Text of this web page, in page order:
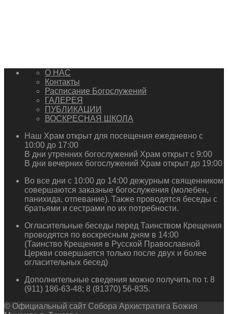
О НАС
Контакты
Расписание Богослужений
ГАЛЕРЕЯ
ПУБЛИКАЦИИ
ВОСКРЕСНАЯ ШКОЛА
Наш Храм открыт для посещения ежедневно с
10:00 до 17:00
В дни утренних богослужений Храм открыт с 9:00
В дни вечерних богослужений Храм открыт до 19:00
Во все дни с 10:00 до 14:00 дежурным священником
совершаются заказные богослужения (молебен,
панихида, отпевание). Также проводятся беседы с
братьями и сестрами по их потребности.
Огласительные беседы перед Таинством Крещения
проводятся по воскресным дням в 14:00
(Таинство Крещения в Русской Православной
Церкви совершается только после двух и более
огласительных бесед)
Дополнительные сведения можно получить по т. 8
(911) 186-63-48; 8 (81370) 56-835.
© Официальный сайт Собора Архистратига Божия